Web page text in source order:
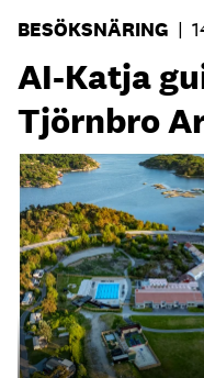
BESÖKSNÄRING |
AI-Katja
Tjörnbro
AI-medarbetaren